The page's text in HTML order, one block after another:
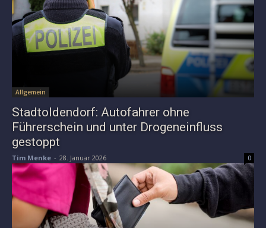
Allgemein
Stadtoldendorf: Autofahrer ohne
Führerschein und unter Drogeneinfluss
gestoppt
Tim Menke - 28. Januar 2026 0